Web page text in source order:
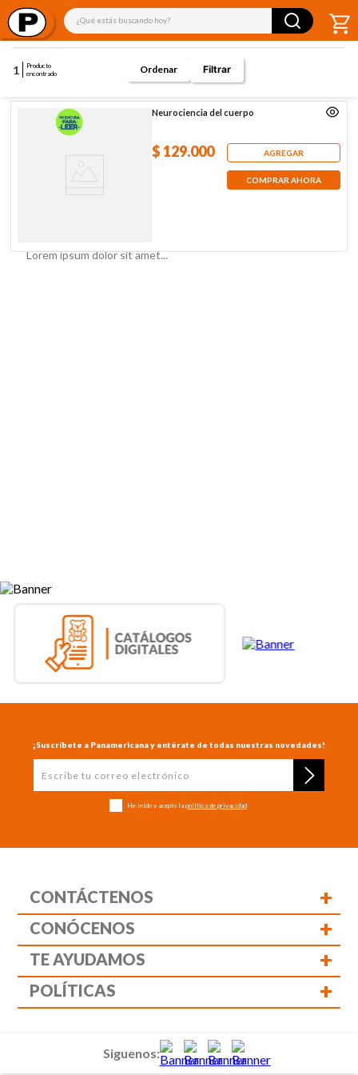
¿Qué estás buscando hoy?
1
Producto
encontrado
Filtrar
Neurociencia del cuerpo
$ 129.000 AGREGAR
COMPRAR AHORA
Lorem ipsum dolor sit amet...
¡Suscríbete a Panamericana y entérate de todas nuestras novedades!
He leído y acepto la política de privacidad
CONTÁCTENOS +
CONÓCENOS +
TE AYUDAMOS +
POLÍTICAS +
Siguenos: